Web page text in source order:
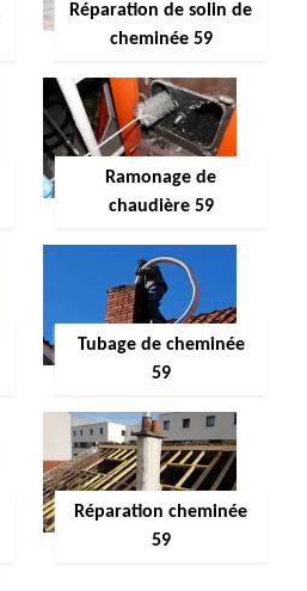
Réparation de solin de
cheminée 59
Ramonage de
chaudière 59
Tubage de cheminée
59
Réparation cheminée
59